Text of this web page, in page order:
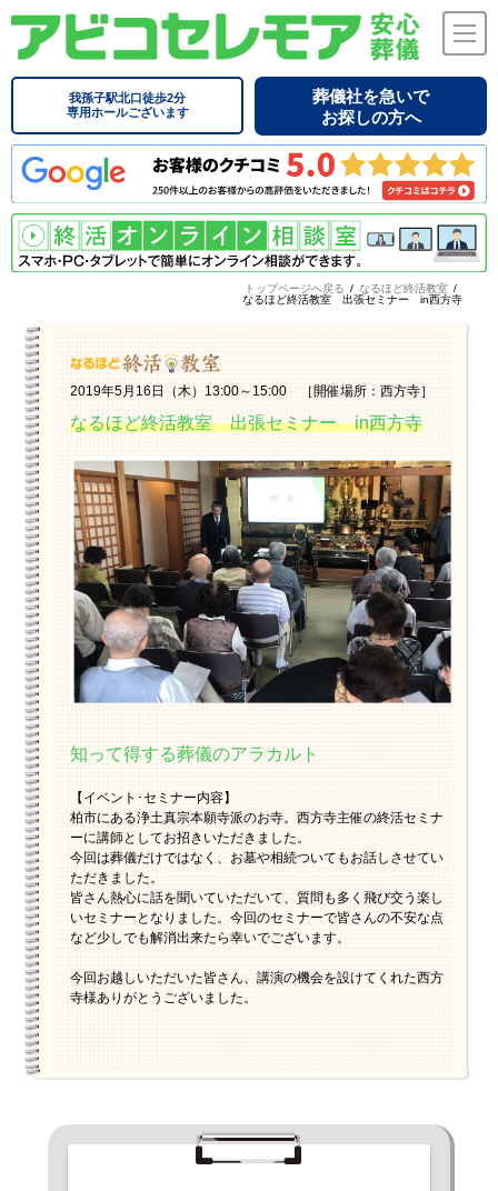
我孫子駅北口徒歩2分
専用ホールございます
葬儀社を急いで
お探しの方へ
トップページへ戻る / なるほど終活教室/
なるほど終活教室 出張セミナー in西方寺
2019年5月16日（木）13:00～15:00 ［開催場所：西方寺］
なるほど終活教室 出張セミナー in西方寺
知って得する葬儀のアラカルト
【イベント･セミナー内容】
柏市にある浄土真宗本願寺派のお寺。西方寺主催の終活セミナ
ーに講師としてお招きいただきました。
今回は葬儀だけではなく、お墓や相続ついてもお話しさせてい
ただきました。
皆さん熱心に話を聞いていただいて、質問も多く飛び交う楽し
いセミナーとなりました。今回のセミナーで皆さんの不安な点
など少しでも解消出来たら幸いでございます。
今回お越しいただいた皆さん、講演の機会を設けてくれた西方
寺様ありがとうございました。